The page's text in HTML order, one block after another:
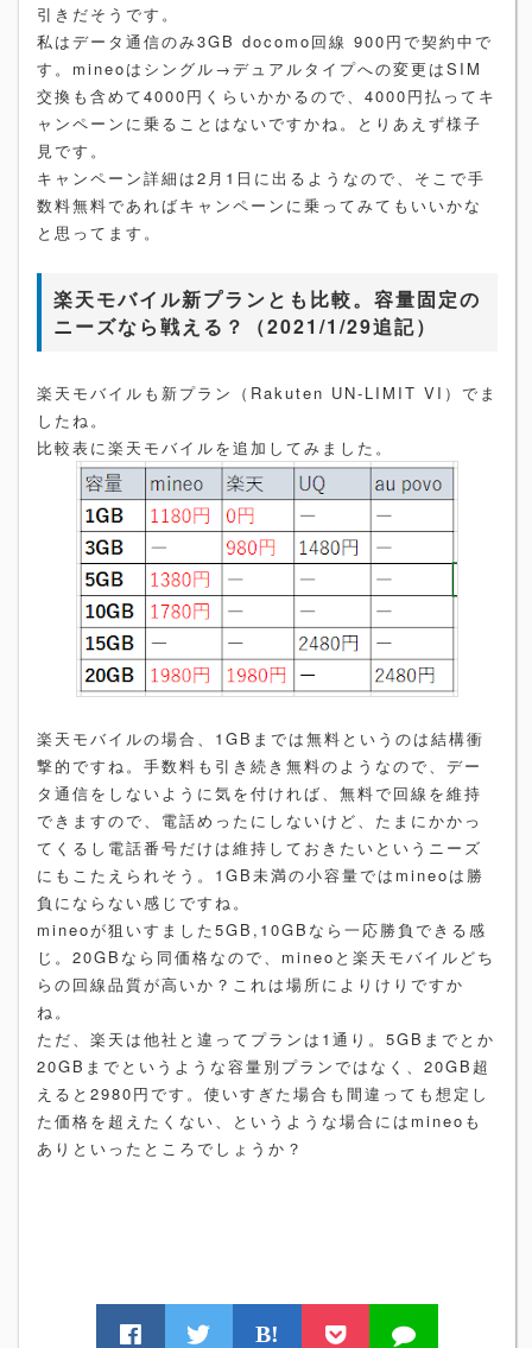
引きだそうです。
私はデータ通信のみ3GB docomo回線 900円で契約中で
す。mineoはシングル→デュアルタイプへの変更はSIM
交換も含めて4000円くらいかかるので、4000円払ってキ
ャンペーンに乗ることはないですかね。とりあえず様子
見です。
キャンペーン詳細は2月1日に出るようなので、そこで手
数料無料であればキャンペーンに乗ってみてもいいかな
と思ってます。
楽天モバイル新プランとも比較。容量固定の
ニーズなら戦える？（2021/1/29追記）
楽天モバイルも新プラン（Rakuten UN-LIMIT VI）でま
したね。
比較表に楽天モバイルを追加してみました。
楽天モバイルの場合、1GBまでは無料というのは結構衝
撃的ですね。手数料も引き続き無料のようなので、デー
タ通信をしないように気を付ければ、無料で回線を維持
できますので、電話めったにしないけど、たまにかかっ
てくるし電話番号だけは維持しておきたいというニーズ
にもこたえられそう。1GB未満の小容量ではmineoは勝
負にならない感じですね。
mineoが狙いすました5GB,10GBなら一応勝負できる感
じ。20GBなら同価格なので、mineoと楽天モバイルどち
らの回線品質が高いか？これは場所によりけりですか
ね。
ただ、楽天は他社と違ってプランは1通り。5GBまでとか
20GBまでというような容量別プランではなく、20GB超
えると2980円です。使いすぎた場合も間違っても想定し
た価格を超えたくない、というような場合にはmineoも
ありといったところでしょうか？
B!